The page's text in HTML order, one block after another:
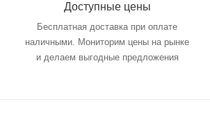
Доступные цены
Бесплатная доставка при оплате
наличными. Мониторим цены на рынке
и делаем выгодные предложения